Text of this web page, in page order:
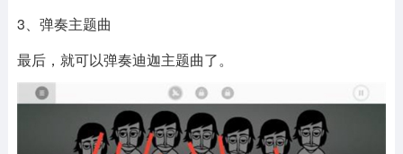
3、弹奏主题曲
最后，就可以弹奏迪迦主题曲了。